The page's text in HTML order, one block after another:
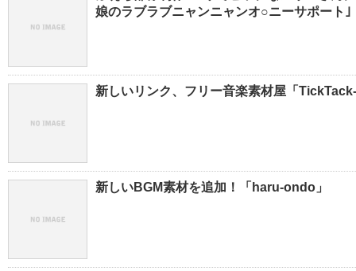
娘のラブラブニャンニャンオ○ニーサポート｣
新しいリンク、フリー音楽素材屋「
新しいBGM素材を追加！「haru-ondo」